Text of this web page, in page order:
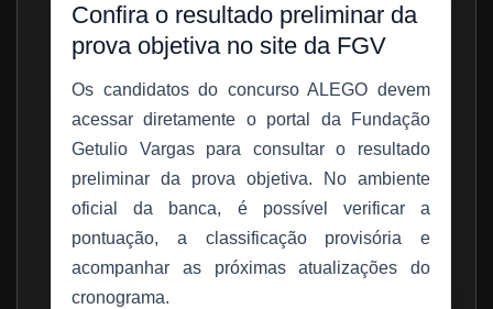
Confira o resultado preliminar da
prova objetiva no site da FGV
Os candidatos do concurso ALEGO devem
acessar diretamente o portal da Fundação
Getulio Vargas para consultar o resultado
preliminar da prova objetiva. No ambiente
oficial da banca, é possível verificar a
pontuação, a classificação provisória e
acompanhar as próximas atualizações do
cronograma.